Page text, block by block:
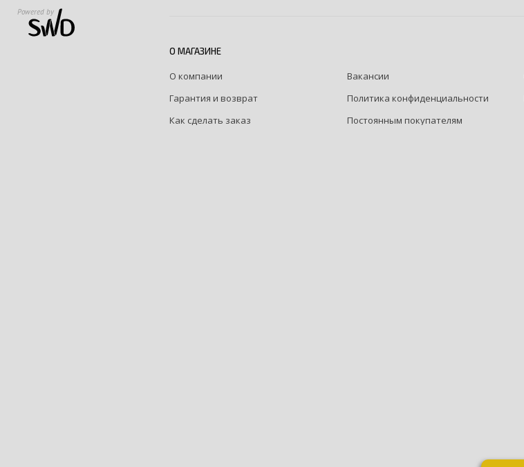
Powered by
О МАГАЗИНЕ
О компании Вакансии
Гарантия и возврат
Политика конфиденциальности
Как сделать заказ
Постоянным покупателям